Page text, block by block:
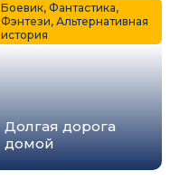
Долгая дорога
домой
Боевик, Фантастика,
Фэнтези, Альтернативная
история